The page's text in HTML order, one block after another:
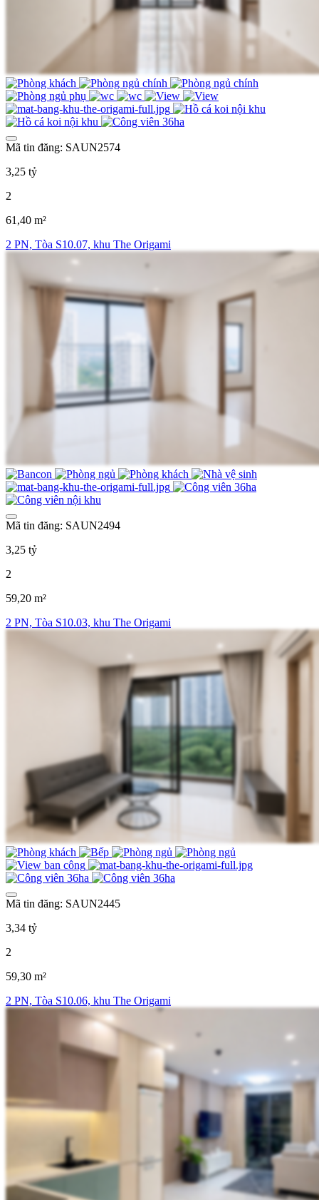
Mã tin đăng: SAUN2574
3,25 tỷ
2
61,40 m²
2 PN, Tòa S10.07, khu The Origami
Mã tin đăng: SAUN2494
3,25 tỷ
2
59,20 m²
2 PN, Tòa S10.03, khu The Origami
Mã tin đăng: SAUN2445
3,34 tỷ
2
59,30 m²
2 PN, Tòa S10.06, khu The Origami